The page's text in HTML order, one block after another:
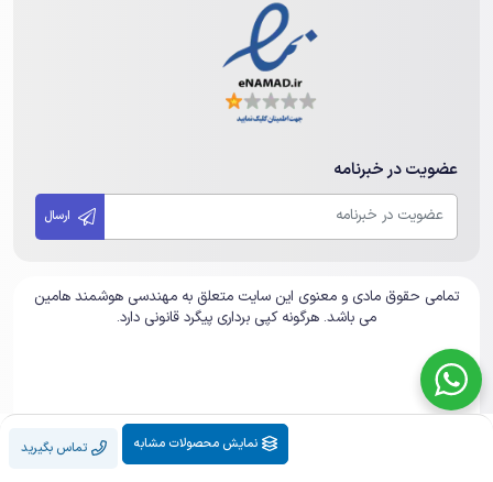
عضویت در خبرنامه
تمامی حقوق مادی و معنوی این سایت متعلق به مهندسی هوشمند هامین
می باشد. هرگونه کپی برداری پیگرد قانونی دارد.
تماس بگیرید نمایش محصولات مشابه